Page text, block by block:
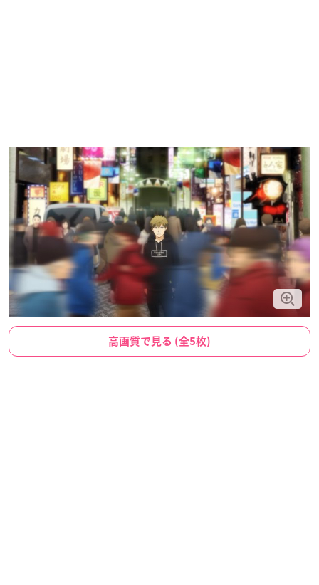
高画質で見る (全5枚)